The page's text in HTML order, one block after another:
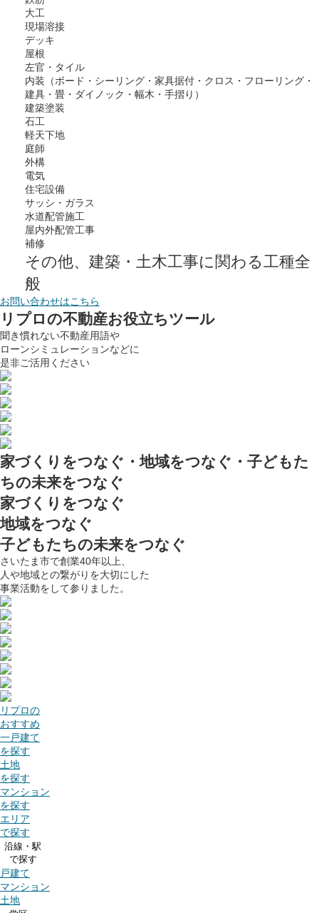
大工
現場溶接
デッキ
屋根
左官・タイル
内装（ボード・シーリング・家具据付・クロス・フローリング・
建具・畳・ダイノック・幅木・手摺り）
建築塗装
石工
軽天下地
庭師
外構
電気
住宅設備
サッシ・ガラス
水道配管施工
屋内外配管工事
補修
その他、建築・土木工事に関わる工種全
般
お問い合わせはこちら
リプロの不動産お役立ちツール
聞き慣れない不動産用語や
ローンシミュレーションなどに
是非ご活用ください
家づくりをつなぐ・地域をつなぐ・子どもた
ちの未来をつなぐ
家づくりをつなぐ
地域をつなぐ
子どもたちの未来をつなぐ
さいたま市で創業40年以上、
人や地域との繋がりを大切にした
事業活動をして参りました。
リプロの
おすすめ
一戸建て
を探す
土地
を探す
マンション
を探す
エリア
で探す
沿線・駅
で探す
戸建て
マンション
土地